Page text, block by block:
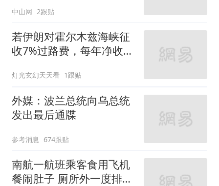
中山网 2跟贴
若伊朗对霍尔木兹海峡征
收7%过路费，每年净收入
灯光玄幻天天看 1跟贴
外媒：波兰总统向乌总统
发出最后通牒
参考消息 674跟贴
南航一航班乘客食用飞机
餐闹肚子 厕所外一度排长